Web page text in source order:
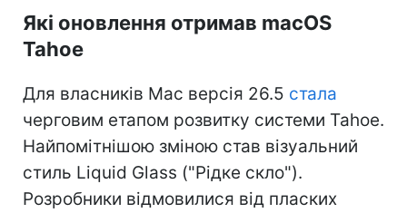
Які оновлення отримав macOS
Tahoe
Для власників Mac версія 26.5 стала
черговим етапом розвитку системи Tahoe.
Найпомітнішою зміною став візуальний
стиль Liquid Glass ("Рідке скло").
Розробники відмовилися від пласких